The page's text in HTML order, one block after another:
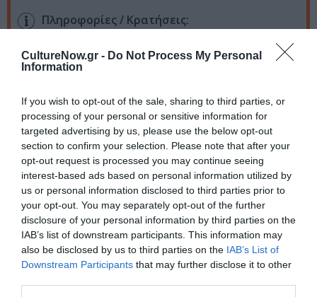
CultureNow.gr - Do Not Process My Personal
Information
If you wish to opt-out of the sale, sharing to third parties, or
processing of your personal or sensitive information for
targeted advertising by us, please use the below opt-out
section to confirm your selection. Please note that after your
opt-out request is processed you may continue seeing
interest-based ads based on personal information utilized by
us or personal information disclosed to third parties prior to
your opt-out. You may separately opt-out of the further
disclosure of your personal information by third parties on the
IAB’s list of downstream participants. This information may
also be disclosed by us to third parties on the IAB’s List of
Downstream Participants that may further disclose it to other
Πληροφορίες / Κρατήσεις:
morfesekfrasis.gr
μάθετε πρώτοι όλες τις ειδήσεις
Δείτε όλα τατελευταία νέαγια την Τέχνη και τον
Πολιτισμό στοCulturenow.gr
Νέοι Διαγωνισμοί❯
Tags
ΑΝΝΑ ΣΕΒΑΣΤΗ ΤΖΙΜΑ
ΑΠΟΚΡΙΑΤΙΚΕΣ ΕΚΔΗΛΩΣΕΙΣ
ΔΡΑΣΤΗΡΙΟΤΗΤΕΣ ΓΙΑ ΠΑΙΔΙΑ